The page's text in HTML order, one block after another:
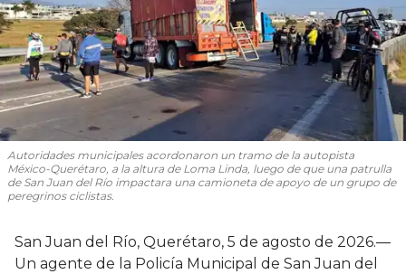
Autoridades municipales acordonaron un tramo de la autopista
México-Querétaro, a la altura de Loma Linda, luego de que una patrulla
de San Juan del Río impactara una camioneta de apoyo de un grupo de
peregrinos ciclistas.
San Juan del Río, Querétaro, 5 de agosto de 2026.—
Un agente de la Policía Municipal de San Juan del